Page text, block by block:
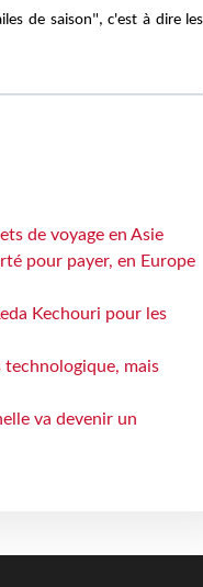
de saison", c'est à dire les
de voyage en Asie
pour payer, en Europe
Kechouri pour les
technologique, mais
va devenir un